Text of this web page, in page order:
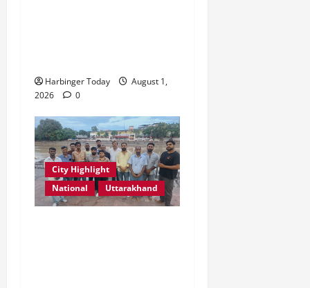
Harbinger Today
August 1,
2026
0
City Highlight
National
Uttarakhand